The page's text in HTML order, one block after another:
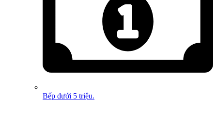
Bếp dưới 5 triệu.